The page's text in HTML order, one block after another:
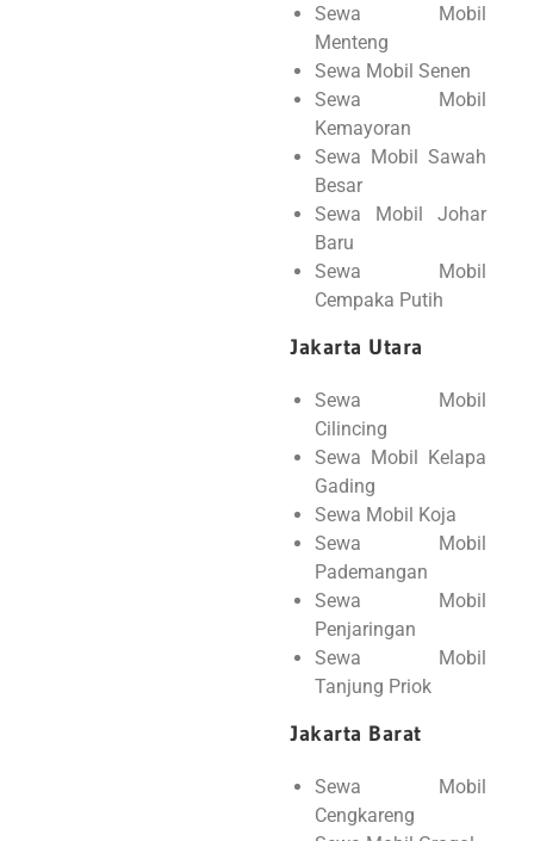
Sewa Mobil
Menteng
Sewa Mobil Senen
Sewa Mobil
Kemayoran
Sewa Mobil Sawah
Besar
Sewa Mobil Johar
Baru
Sewa Mobil
Cempaka Putih
Jakarta Utara
Sewa Mobil
Cilincing
Sewa Mobil Kelapa
Gading
Sewa Mobil Koja
Sewa Mobil
Pademangan
Sewa Mobil
Penjaringan
Sewa Mobil
Tanjung Priok
Jakarta Barat
Sewa Mobil
Cengkareng